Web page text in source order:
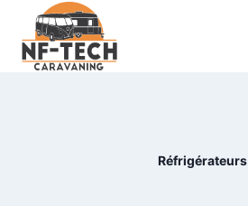
contenu
Réfrigérateurs